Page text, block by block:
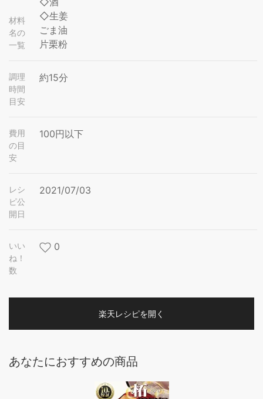
材料
名の
一覧
◇生姜
ごま油
片栗粉
調理
時間
目安
約15分
費用
の目
安
100円以下
レシ
ピ公
開日
2021/07/03
いい
ね！
数
0
楽天レシピを開く
あなたにおすすめの商品